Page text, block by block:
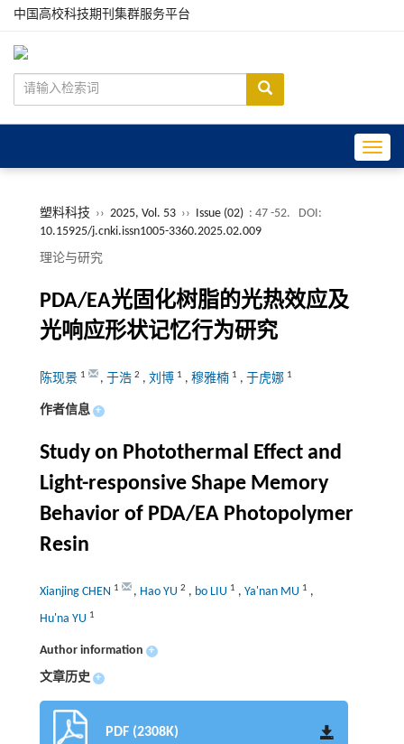
中国高校科技期刊集群服务平台
塑料科技 ›› 2025, Vol. 53 ›› Issue (02) : 47 -52.
DOI:
10.15925/j.cnki.issn1005-3360.2025.02.009
理论与研究
PDA/EA光固化树脂的光热效应及
光响应形状记忆行为研究
陈现景 1 , 于浩 2 , 刘博 1 , 穆雅楠 1 , 于虎娜 1
作者信息 +
Study on Photothermal Effect and
Light-responsive Shape Memory
Behavior of PDA/EA Photopolymer
Resin
Xianjing CHEN 1 , Hao YU 2 , bo LIU 1 , Ya'nan MU 1 ,
Hu'na YU 1
Author information +
文章历史 +
PDF (2308K)